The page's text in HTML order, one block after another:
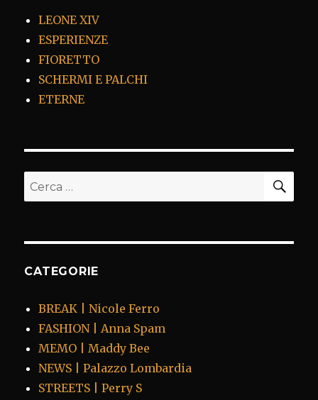
LEONE XIV
ESPERIENZE
FIORETTO
SCHERMI E PALCHI
ETERNE
Cerca:
CATEGORIE
BREAK | Nicole Ferro
FASHION | Anna Spam
MEMO | Maddy Bee
NEWS | Palazzo Lombardia
STREETS | Perry S